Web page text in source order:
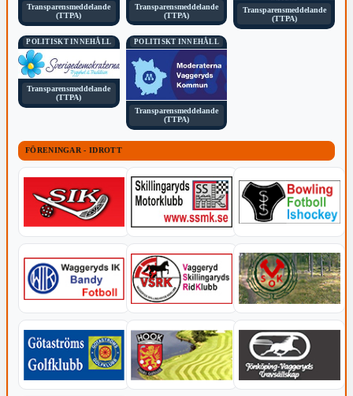
Transparensmeddelande
(TTPA)
Transparensmeddelande
(TTPA)
Transparensmeddelande
(TTPA)
POLITISKT INNEHÅLL
Transparensmeddelande
(TTPA)
POLITISKT INNEHÅLL
Transparensmeddelande
(TTPA)
FÖRENINGAR - IDROTT